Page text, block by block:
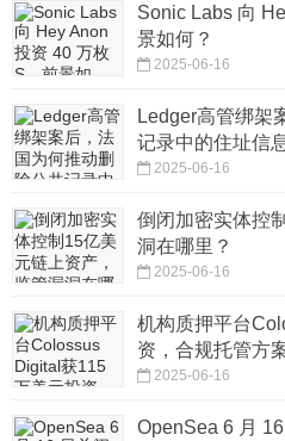
Sonic Labs 向
景如何？
2025-06-16
Ledger高管绑架
记录中的住址信
2025-06-16
倒闭加密实体控
洞在哪里？
2025-06-16
机构质押平台
资，合规托管方
2025-06-16
OpenSea 6 月